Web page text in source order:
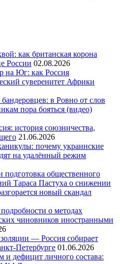
как британская корона
России 02.08.2026
на Юг: как Россия
суверенитет Африки
бандеровцев: в Ровно от слов
пора бояться (видео)
история союзничества,
21.06.2026
почему украинские
на удалённый режим
подготовка общественного
Тараса Пастуха о снижении
новый скандал
о методах
чиновников иностранными
— Россия собирает
Петербурге 01.06.2026
и дефицит личного состава: